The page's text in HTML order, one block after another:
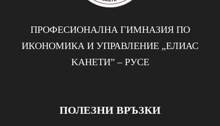
ПРОФЕСИОНАЛНА ГИМНАЗИЯ ПО
ИКОНОМИКА И УПРАВЛЕНИЕ „EЛИАС
KАНЕТИ” – РУСЕ
ПОЛЕЗНИ ВРЪЗКИ